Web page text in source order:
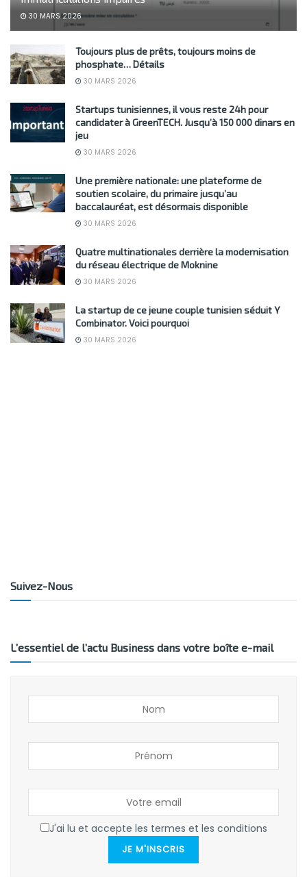
30 MARS 2026
Toujours plus de prêts, toujours moins de
phosphate… Détails
30 MARS 2026
Startups tunisiennes, il vous reste 24h pour
candidater à GreenTECH. Jusqu’à 150 000 dinars en
jeu
30 MARS 2026
Une première nationale: une plateforme de
soutien scolaire, du primaire jusqu’au
baccalauréat, est désormais disponible
30 MARS 2026
Quatre multinationales derrière la modernisation
du réseau électrique de Moknine
30 MARS 2026
La startup de ce jeune couple tunisien séduit Y
Combinator. Voici pourquoi
30 MARS 2026
Suivez-Nous
L’essentiel de l’actu Business dans votre boîte e-mail
J'ai lu et accepte les termes et les conditions
JE M'INSCRIS